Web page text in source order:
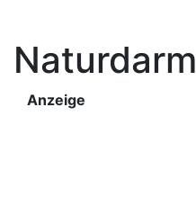
Naturdarm
Anzeige